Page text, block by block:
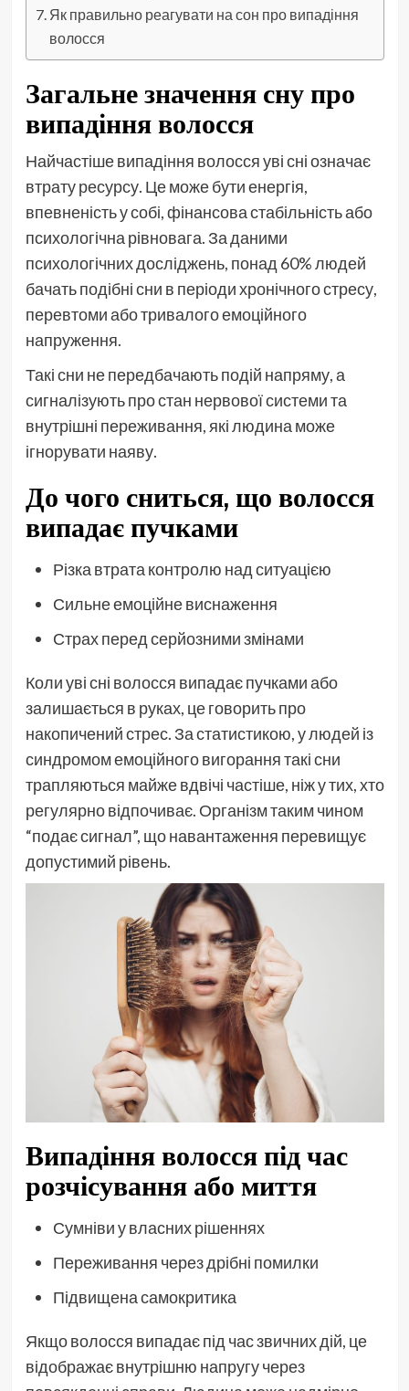
Як правильно реагувати на сон про випадіння
волосся
Загальне значення сну про
випадіння волосся
Найчастіше випадіння волосся уві сні означає
втрату ресурсу. Це може бути енергія,
впевненість у собі, фінансова стабільність або
психологічна рівновага. За даними
психологічних досліджень, понад 60% людей
бачать подібні сни в періоди хронічного стресу,
перевтоми або тривалого емоційного
напруження.
Такі сни не передбачають подій напряму, а
сигналізують про стан нервової системи та
внутрішні переживання, які людина може
ігнорувати наяву.
До чого сниться, що волосся
випадає пучками
Різка втрата контролю над ситуацією
Сильне емоційне виснаження
Страх перед серйозними змінами
Коли уві сні волосся випадає пучками або
залишається в руках, це говорить про
накопичений стрес. За статистикою, у людей із
синдромом емоційного вигорання такі сни
трапляються майже вдвічі частіше, ніж у тих, хто
регулярно відпочиває. Організм таким чином
“подає сигнал”, що навантаження перевищує
допустимий рівень.
Випадіння волосся під час
розчісування або миття
Сумніви у власних рішеннях
Переживання через дрібні помилки
Підвищена самокритика
Якщо волосся випадає під час звичних дій, це
відображає внутрішню напругу через